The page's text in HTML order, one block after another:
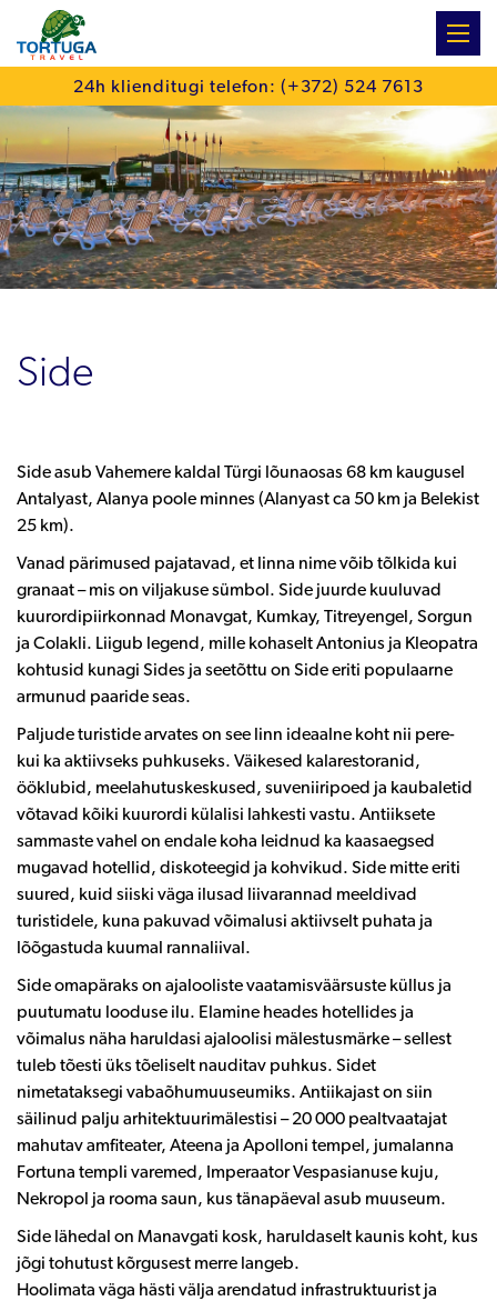
24h klienditugi telefon: (+372) 524 7613
Side
Side asub Vahemere kaldal Türgi lõunaosas 68 km kaugusel
Antalyast, Alanya poole minnes (Alanyast ca 50 km ja Belekist
25 km).
Vanad pärimused pajatavad, et linna nime võib tõlkida kui
granaat – mis on viljakuse sümbol. Side juurde kuuluvad
kuurordipiirkonnad Monavgat, Kumkay, Titreyengel, Sorgun
ja Colakli. Liigub legend, mille kohaselt Antonius ja Kleopatra
kohtusid kunagi Sides ja seetõttu on Side eriti populaarne
armunud paaride seas.
Paljude turistide arvates on see linn ideaalne koht nii pere-
kui ka aktiivseks puhkuseks. Väikesed kalarestoranid,
ööklubid, meelahutuskeskused, suveniiripoed ja kaubaletid
võtavad kõiki kuurordi külalisi lahkesti vastu. Antiiksete
sammaste vahel on endale koha leidnud ka kaasaegsed
mugavad hotellid, diskoteegid ja kohvikud. Side mitte eriti
suured, kuid siiski väga ilusad liivarannad meeldivad
turistidele, kuna pakuvad võimalusi aktiivselt puhata ja
lõõgastuda kuumal rannaliival.
Side omapäraks on ajalooliste vaatamisväärsuste küllus ja
puutumatu looduse ilu. Elamine heades hotellides ja
võimalus näha haruldasi ajaloolisi mälestusmärke – sellest
tuleb tõesti üks tõeliselt nauditav puhkus. Sidet
nimetataksegi vabaõhumuuseumiks. Antiikajast on siin
säilinud palju arhitektuurimälestisi – 20 000 pealtvaatajat
mahutav amfiteater, Ateena ja Apolloni tempel, jumalanna
Fortuna templi varemed, Imperaator Vespasianuse kuju,
Nekropol ja rooma saun, kus tänapäeval asub muuseum.
Side lähedal on Manavgati kosk, haruldaselt kaunis koht, kus
jõgi tohutust kõrgusest merre langeb.
Hoolimata väga hästi välja arendatud infrastruktuurist ja